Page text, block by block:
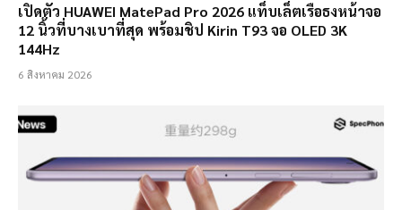
เปิดตัว HUAWEI MatePad Pro 2026 แท็บเล็ตเรือธงหน้าจอ
12 นิ้วที่บางเบาที่สุด พร้อมชิป Kirin T93 จอ OLED 3K
144Hz
6 สิงหาคม 2026